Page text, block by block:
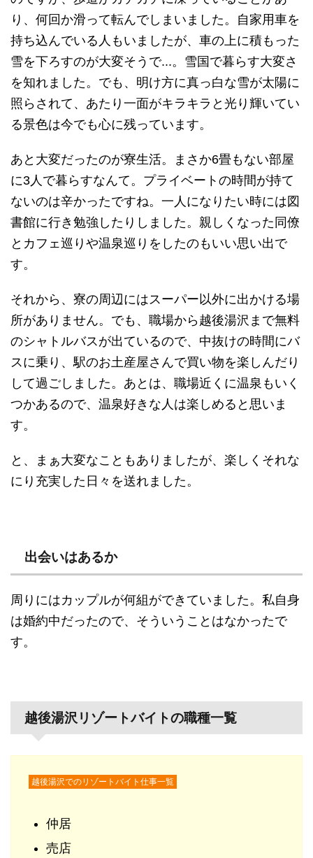
り、何回か滑って転んでしまいました。自家用車を
持ち込んでいる人もいましたが、車の上に積もった
雪を下ろすのが大変そうで...。雪国で暮らす大変さ
を知れました。でも、明け方に真っ白な雪が太陽に
照らされて、あたり一面がキラキラと光り輝いてい
る景色は今でも心に残っています。
あと大変だったのが寮生活。まさか6畳もない部屋
に3人で暮らすなんて。プライベートの時間が持て
ないのは辛かったですね。一人になりたい時には図
書館に行き勉強したりしました。親しくなった同僚
とカフェ巡りや温泉巡りをしたのもいい思い出で
す。
それから、寮の周辺にはスーパー以外に出かける場
所がありません。でも、職場から越後湯沢まで無料
のシャトルバスが出ているので、中抜けの時間にバ
スに乗り、駅のお土産屋さんで買い物を楽しんだり
して過ごしました。あとは、職場近くに温泉もいく
つかあるので、温泉好きな人は楽しめると思いま
す。
と、まぁ大変なこともありましたが、楽しくそれな
にり充実した日々を送れました。
出会いはあるか
周りにはカップルが何組ができていました。私自身
は婚約中だったので、そういうことはなかったで
す。
越後湯沢リゾートバイトの職種一覧
越後湯沢でのリゾートバイト仕事一覧
仲居
売店